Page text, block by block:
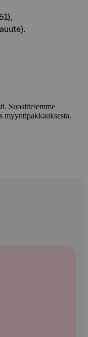
Suosittelemme
myyntipakkauksesta.